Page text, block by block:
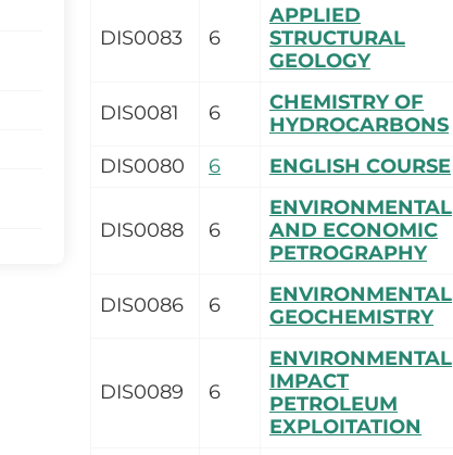
DIS0083 6
APPLIED
STRUCTURAL
GEOLOGY
DIS0081 6
CHEMISTRY OF
HYDROCARBONS
DIS0080 6 ENGLISH COURSE
DIS0088 6
ENVIRONMENTAL
AND ECONOMIC
PETROGRAPHY
DIS0086 6
ENVIRONMENTAL
GEOCHEMISTRY
DIS0089 6
ENVIRONMENTAL
IMPACT
PETROLEUM
EXPLOITATION